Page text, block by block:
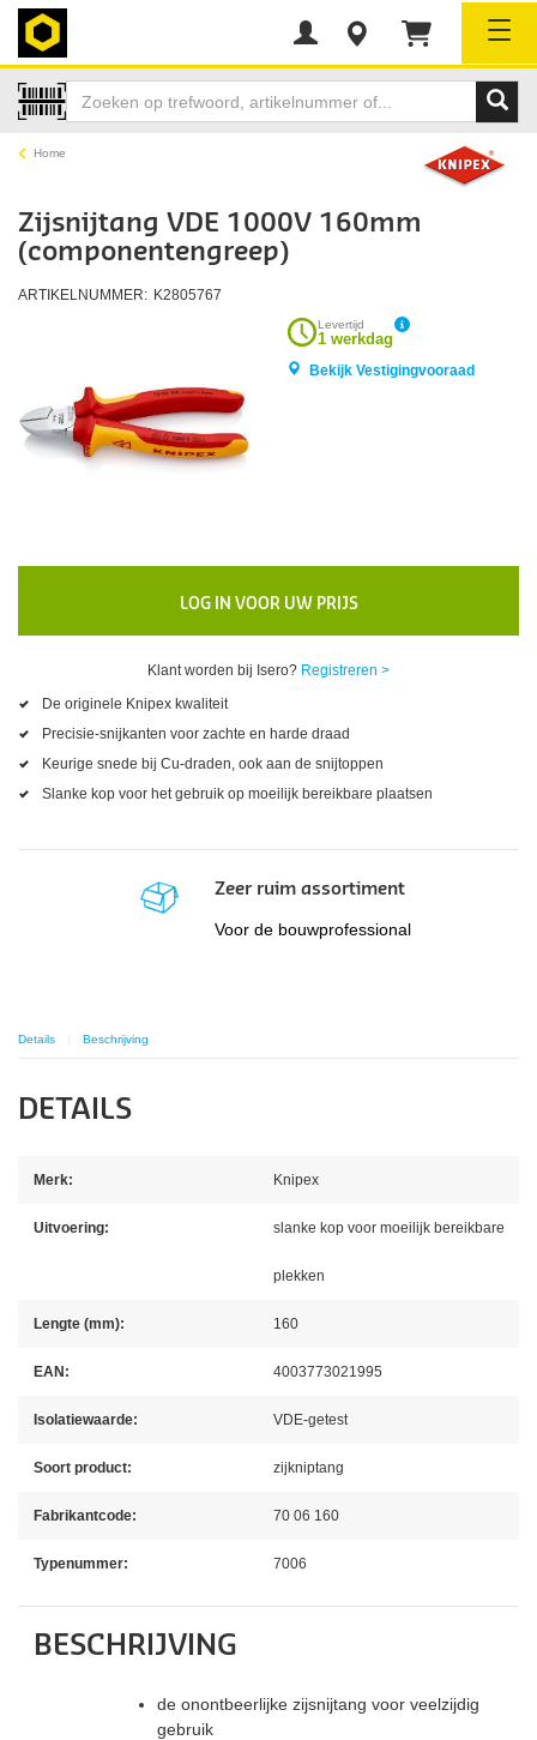
Home
Zijsnijtang VDE 1000V 160mm
(componentengreep)
ARTIKELNUMMER: K2805767
Levertijd
1 werkdag
Bekijk Vestigingvooraad
LOG IN VOOR UW PRIJS
Klant worden bij Isero? Registreren >
De originele Knipex kwaliteit
Precisie-snijkanten voor zachte en harde draad
Keurige snede bij Cu-draden, ook aan de snijtoppen
Slanke kop voor het gebruik op moeilijk bereikbare plaatsen
Zeer ruim assortiment
Voor de bouwprofessional
Details Beschrijving
DETAILS
Merk: Knipex
Uitvoering: slanke kop voor moeilijk bereikbare
plekken
Lengte (mm): 160
EAN: 4003773021995
Isolatiewaarde: VDE-getest
Soort product: zijkniptang
Fabrikantcode: 70 06 160
Typenummer: 7006
BESCHRIJVING
de onontbeerlijke zijsnijtang voor veelzijdig
gebruik